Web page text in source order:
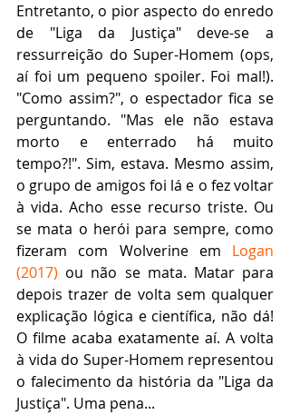
Entretanto, o pior aspecto do enredo
de "Liga da Justiça" deve-se a
ressurreição do Super-Homem (ops,
aí foi um pequeno spoiler. Foi mal!).
"Como assim?", o espectador fica se
perguntando. "Mas ele não estava
morto e enterrado há muito
tempo?!". Sim, estava. Mesmo assim,
o grupo de amigos foi lá e o fez voltar
à vida. Acho esse recurso triste. Ou
se mata o herói para sempre, como
fizeram com Wolverine em Logan
(2017) ou não se mata. Matar para
depois trazer de volta sem qualquer
explicação lógica e científica, não dá!
O filme acaba exatamente aí. A volta
à vida do Super-Homem representou
o falecimento da história da "Liga da
Justiça". Uma pena...